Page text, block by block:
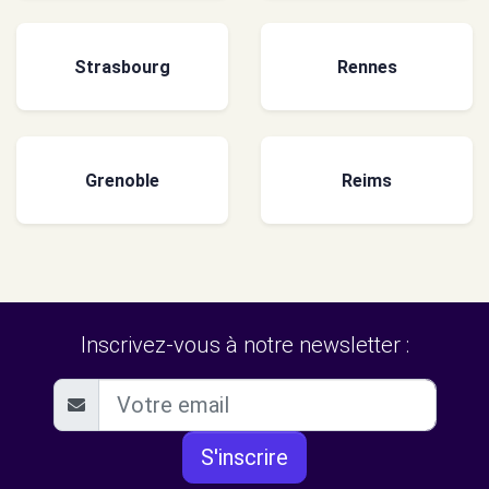
Strasbourg Rennes
Grenoble Reims
Inscrivez-vous à notre newsletter :
S'inscrire